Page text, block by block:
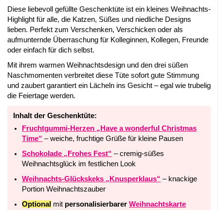
Diese liebevoll gefüllte Geschenktüte ist ein kleines Weihnachts-
Highlight für alle, die Katzen, Süßes und niedliche Designs
lieben. Perfekt zum Verschenken, Verschicken oder als
aufmunternde Überraschung für Kolleginnen, Kollegen, Freunde
oder einfach für dich selbst.
Mit ihrem warmen Weihnachtsdesign und den drei süßen
Naschmomenten verbreitet diese Tüte sofort gute Stimmung
und zaubert garantiert ein Lächeln ins Gesicht – egal wie trubelig
die Feiertage werden.
Inhalt der Geschenktüte:
Fruchtgummi-Herzen „Have a wonderful Christmas
Time“ – weiche, fruchtige Grüße für kleine Pausen
Schokolade „Frohes Fest“ – cremig-süßes
Weihnachtsglück im festlichen Look
Weihnachts-Glückskeks „Knusperklaus“ – knackige
Portion Weihnachtszauber
Optional mit personalisierbarer Weihnachtskarte